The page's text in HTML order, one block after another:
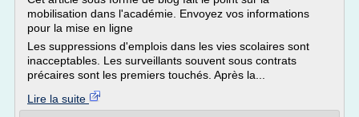
mobilisation dans l'académie. Envoyez vos informations
pour la mise en ligne
Les suppressions d'emplois dans les vies scolaires sont
inacceptables. Les surveillants souvent sous contrats
précaires sont les premiers touchés. Après la...
Lire la suite